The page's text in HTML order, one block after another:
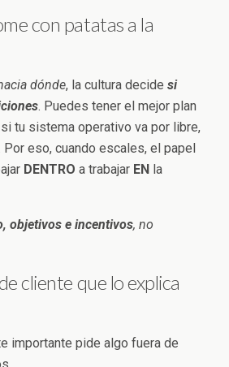
con patatas a la
dónde, la cultura decide si
. Puedes tener el mejor plan
tu sistema operativo va por libre,
Por eso, cuando escales, el papel
DENTRO a trabajar EN la
objetivos e incentivos, no
cliente que lo explica
importante pide algo fuera de